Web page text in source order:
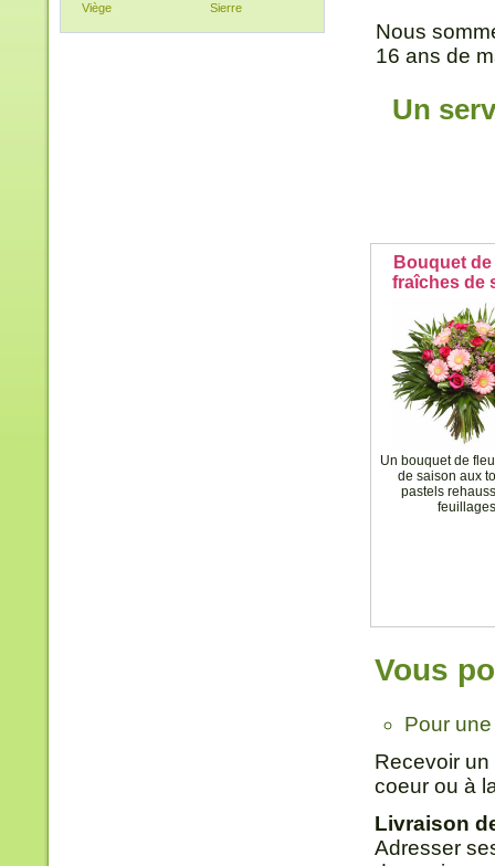
Viège
Sierre
Nous
16 ans de
Un
Bouquet
fraîches de
Un bouquet de
de saison aux
pastels
Vous
Pour
Recevoir
coeur ou à
Livraison
Adresser